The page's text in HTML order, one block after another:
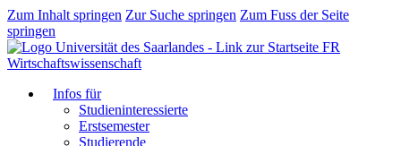
Zum Inhalt springen Zur Suche springen Zum Fuss der Seite
springen
FR
Wirtschaftswissenschaft
Infos für
Studieninteressierte
Erstsemester
Studierende